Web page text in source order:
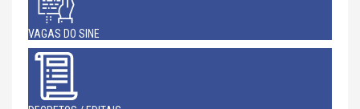
VAGAS DO SINE